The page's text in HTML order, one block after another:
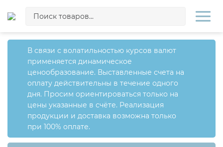
В связи с волатильностью курсов валют
применяется динамическое
ценообразование. Выставленные счета на
оплату действительны в течение одного
дня. Просим ориентироваться только на
цены указанные в счёте. Реализация
продукции и доставка возможна только
при 100% оплате.